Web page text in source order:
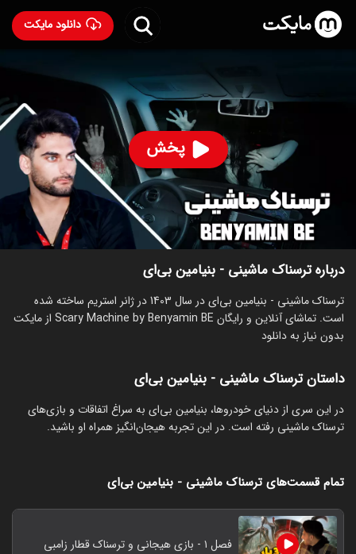
دانلود مایکت
پخش
ترسناک ماشینی - بنیامین بی‌ای ساخت 1403
ساخت ایران سال 1403
رده سنی ۱۳+
توضیحات قسمت‌ها سریال‌های مشابه
درباره ترسناک ماشینی - بنیامین بی‌ای
ترسناک ماشینی - بنیامین بی‌ای در سال 1403 در ژانر استریم ساخته شده
است. تماشای آنلاین و رایگان Scary Machine by Benyamin BE از مایکت
بدون نیاز به دانلود
داستان ترسناک ماشینی - بنیامین بی‌ای
‏در این سری از دنیای خودروها، بنیامین بی‌ای به سراغ اتفاقات و بازی‌های
ترسناک ماشینی رفته است. در این تجربه هیجان‌انگیز همراه او باشید.
تمام قسمت‌های ترسناک ماشینی - بنیامین بی‌ای
فصل ۱ - بازی هیجانی و ترسناک قطار زامبی